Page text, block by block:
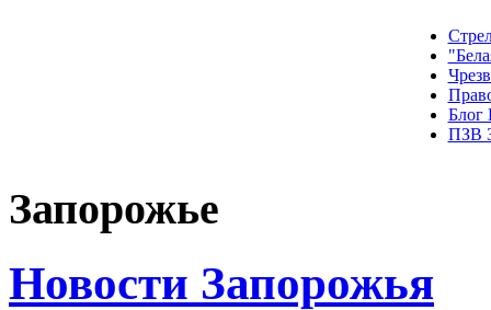
Блог
ПЗВ
Запорожье
Новости Запорожья